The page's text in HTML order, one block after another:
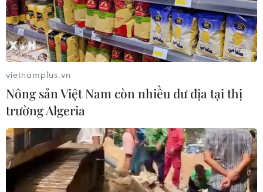
vietnamplus.vn
Nông sản Việt Nam còn nhiều dư địa tại thị
trường Algeria